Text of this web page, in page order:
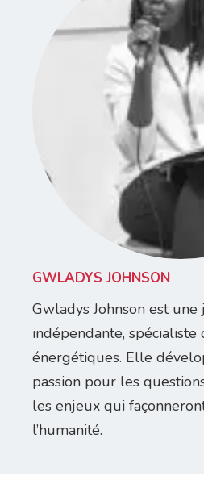
GWLADYS JOHNSON
Gwladys Johnson est
indépendante, spécialiste
énergétiques. Elle
passion pour les
les enjeux qui
l’humanité.